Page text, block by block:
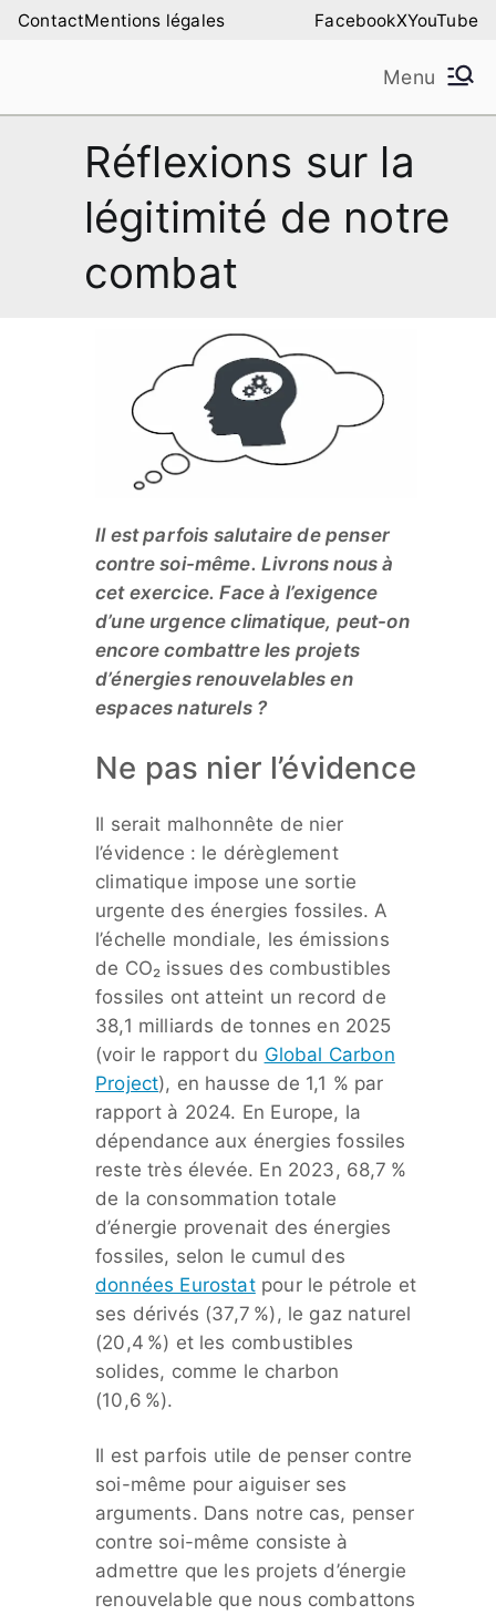
AllerContactMentions légales FacebookXYouTube
Amilure – Les Amis
de la Montagne de
Lure
Menu
Réflexions sur la
légitimité de notre
combat
Il est parfois salutaire de penser
contre soi-même. Livrons nous à
cet exercice. Face à l’exigence
d’une urgence climatique, peut-on
encore combattre les projets
d’énergies renouvelables en
espaces naturels ?
Ne pas nier l’évidence
Il serait malhonnête de nier
l’évidence : le dérèglement
climatique impose une sortie
urgente des énergies fossiles. A
l’échelle mondiale, les émissions
de CO₂ issues des combustibles
fossiles ont atteint un record de
38,1 milliards de tonnes en 2025
(voir le rapport du Global Carbon
Project), en hausse de 1,1 % par
rapport à 2024. En Europe, la
dépendance aux énergies fossiles
reste très élevée. En 2023, 68,7 %
de la consommation totale
d’énergie provenait des énergies
fossiles, selon le cumul des
données Eurostatpour le pétrole et
ses dérivés (37,7 %), le gaz naturel
(20,4 %) et les combustibles
solides, comme le charbon
(10,6 %).
Il est parfois utile de penser contre
soi-même pour aiguiser ses
arguments. Dans notre cas, penser
contre soi-même consiste à
admettre que les projets d’énergie
renouvelable que nous combattons